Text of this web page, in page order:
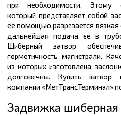
при необходимости. Этому
который представляет собой
ее помощью разрезается вязкая
дальнейшая подача ее в
Шиберный затвор
герметичность магистрали.
из которых изготовлена
долговечны. Купить
компании «МетТрансТерминал»
Задвижка